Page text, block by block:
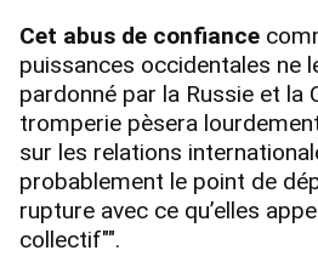
Cet abus de confiance
puissances occidentales ne
pardonné par la Russie et la
tromperie pèsera lourdement
sur les relations
probablement le point de
rupture avec ce qu’elles
collectif"".